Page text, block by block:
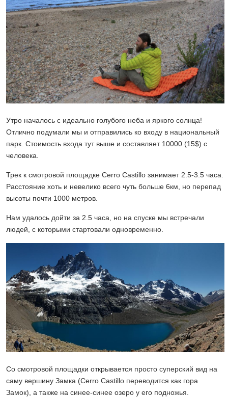
Утро началось с идеально голубого неба и яркого солнца!
Отлично подумали мы и отправились ко входу в национальный
парк. Стоимость входа тут выше и составляет 10000 (15$) с
человека.
Трек к смотровой площадке Cerro Castillo занимает 2.5-3.5 часа.
Расстояние хоть и невелико всего чуть больше 6км, но перепад
высоты почти 1000 метров.
Нам удалось дойти за 2.5 часа, но на спуске мы встречали
людей, с которыми стартовали одновременно.
Со смотровой площадки открывается просто суперский вид на
саму вершину Замка (Cerro Castillo переводится как гора
Замок), а также на синее-синее озеро у его подножья.